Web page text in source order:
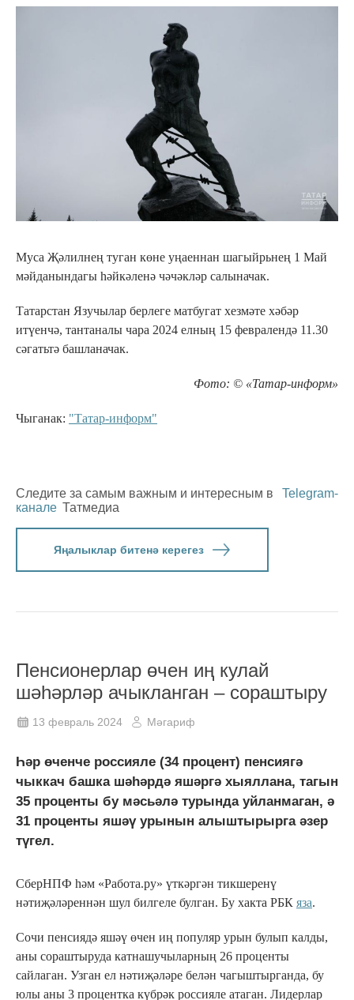
Муса Җәлилнең туган көне уңаеннан шагыйрьнең 1 Май
мәйданындагы һәйкәленә чәчәкләр салыначак.
Татарстан Язучылар берлеге матбугат хезмәте хәбәр
итүенчә, тантаналы чара 2024 елның 15 февралендә 11.30
сәгатьтә башланачак.
Фото: © «Татар-информ»
Чыганак: "Татар-информ"
Следите за самым важным и интересным в
Telegram-
канале Татмедиа
Яңалыклар битенә керегез
Пенсионерлар өчен иң кулай
шәһәрләр ачыкланган – сораштыру
13 февраль 2024 Мәгариф
Һәр өченче россияле (34 процент) пенсиягә
чыккач башка шәһәрдә яшәргә хыяллана, тагын
35 проценты бу мәсьәлә турында уйланмаган, ә
31 проценты яшәү урынын алыштырырга әзер
түгел.
СберНПФ һәм «Работа.ру» үткәргән тикшеренү
нәтиҗәләреннән шул билгеле булган. Бу хакта РБК яза.
Сочи пенсиядә яшәү өчен иң популяр урын булып калды,
аны сораштыруда катнашучыларның 26 проценты
сайлаган. Узган ел нәтиҗәләре белән чагыштырганда, бу
юлы аны 3 процентка күбрәк россияле атаган. Лидерлар